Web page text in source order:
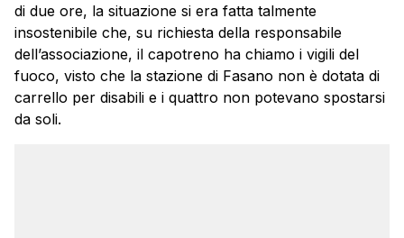
di due ore, la situazione si era fatta talmente
insostenibile che, su richiesta della responsabile
dell’associazione, il capotreno ha chiamo i vigili del
fuoco, visto che la stazione di Fasano non è dotata di
carrello per disabili e i quattro non potevano spostarsi
da soli.